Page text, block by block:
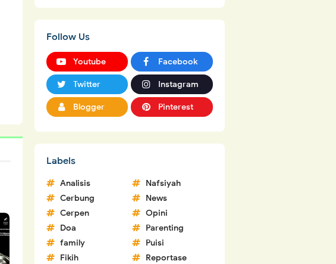
Follow Us
Youtube Facebook
Twitter Instagram
Blogger Pinterest
Labels
Analisis
Cerbung
Cerpen
Doa
family
Fikih
Nafsiyah
News
Opini
Parenting
Puisi
Reportase